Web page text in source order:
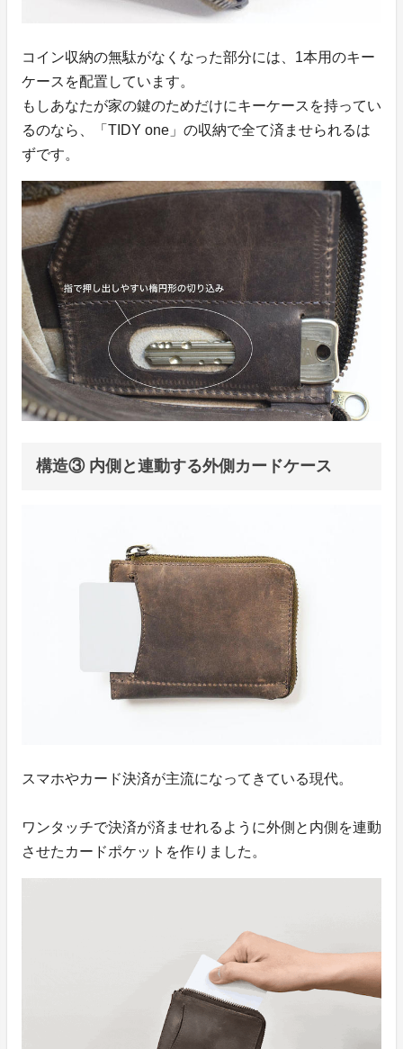
コイン収納の無駄がなくなった部分には、1本用のキー
ケースを配置しています。
もしあなたが家の鍵のためだけにキーケースを持ってい
るのなら、「TIDY one」の収納で全て済ませられるは
ずです。
構造③ 内側と連動する外側カードケース
スマホやカード決済が主流になってきている現代。
ワンタッチで決済が済ませれるように外側と内側を連動
させたカードポケットを作りました。